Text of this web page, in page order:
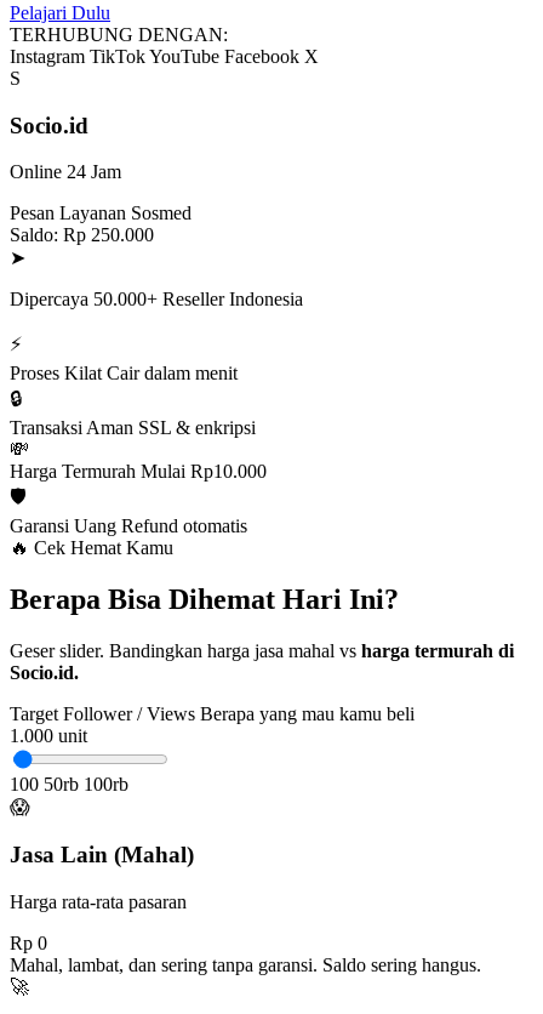
Pelajari Dulu
TERHUBUNG DENGAN:
Instagram TikTokYouTube Facebook X
S
Socio.id
Online 24 Jam
Pesan Layanan Sosmed
Saldo: Rp 250.000
➤
Dipercaya 50.000+ Reseller Indonesia
⚡
Proses Kilat Cair dalam menit
🔒
Transaksi Aman SSL & enkripsi
💸
Harga Termurah Mulai Rp10.000
🛡️
Garansi Uang Refund otomatis
🔥 Cek Hemat Kamu
Berapa Bisa Dihemat Hari Ini?
Geser slider. Bandingkan harga jasa mahal vs harga termurah di
Socio.id.
Target Follower / Views Berapa yang mau kamu beli
1.000 unit
100 50rb 100rb
😱
Jasa Lain (Mahal)
Harga rata-rata pasaran
Rp 0
Mahal, lambat, dan sering tanpa garansi. Saldo sering hangus.
🚀